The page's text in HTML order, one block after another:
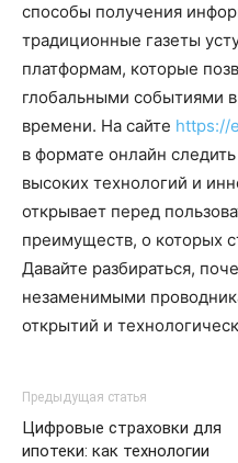
способы получения
традиционные газеты
платформам, которые
глобальными событиями
времени. На сайте https://
в формате онлайн
высоких технологий и
открывает перед
преимуществ, о которых
Давайте разбираться,
незаменимыми
открытий и
Предыдущая статья
Цифровые страховки для
ипотеки: как технологии